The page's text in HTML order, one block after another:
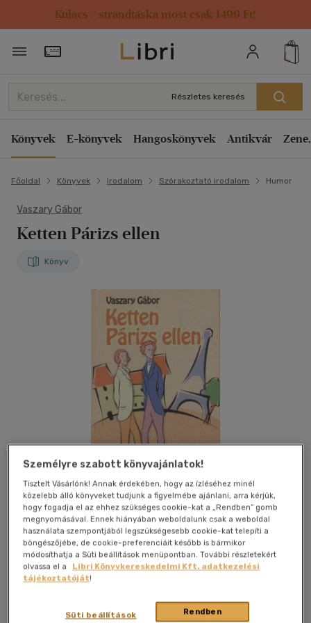
Kulacs / strandtáska most csak 1499 Ft!
Törzsvásárlói Kártya adatai
Részletes keresés
Könyvek E-könyvek Hangoskönyvek Antikvár
Főoldal Könyvek Irodalom Szórakoztató irodalom Humor
Vaszary Gábor
Ketten Párizs ellen
Könyv
Kívánságlistához adom Megosztom
Helikon Kiadó|2007
Személyre szabott könyvajánlatok!
Tisztelt Vásárlónk! Annak érdekében, hogy az ízléséhez minél
közelebb álló könyveket tudjunk a figyelmébe ajánlani, arra kérjük,
hogy fogadja el az ehhez szükséges cookie-kat a „Rendben” gomb
megnyomásával. Ennek hiányában weboldalunk csak a weboldal
használata szempontjából legszükségesebb cookie-kat telepíti a
böngészőjébe, de cookie-preferenciáit később is bármikor
módosíthatja a Süti beállítások menüpontban. További részletekért
olvassa el a
Libri Könyvkereskedelmi Kft. adatkezelési
tájékoztatóját!
Rendben
Süti beállítások